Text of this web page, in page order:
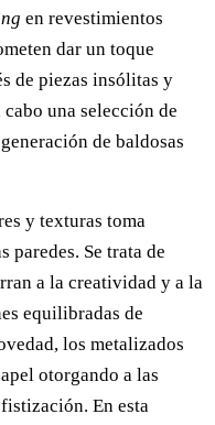
en revestimientos
dar un toque
de piezas insólitas y
una selección de
de baldosas
y texturas toma
paredes. Se trata de
a la creatividad y a la
equilibradas de
los metalizados
otorgando a las
En esta